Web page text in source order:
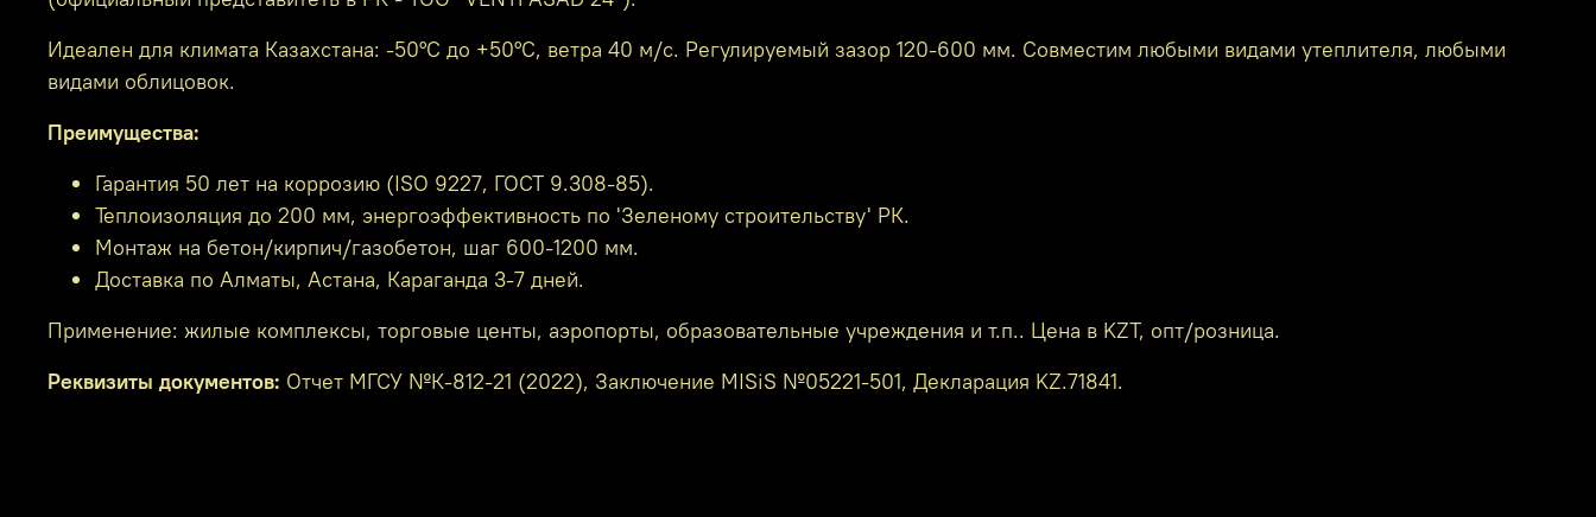
Идеален для климата Казахстана: -50°C до +50°C, ветра 40 м/с. Регулируемый зазор 120-600 мм. Совместим любыми видами утеплителя, любыми
видами облицовок.
Преимущества:
Гарантия 50 лет на коррозию (ISO 9227, ГОСТ 9.308-85).
Теплоизоляция до 200 мм, энергоэффективность по 'Зеленому строительству' РК.
Монтаж на бетон/кирпич/газобетон, шаг 600-1200 мм.
Доставка по Алматы, Астана, Караганда 3-7 дней.
Применение: жилые комплексы, торговые центы, аэропорты, образовательные учреждения и т.п.. Цена в KZT, опт/розница.
Реквизиты документов: Отчет МГСУ №К-812-21 (2022), Заключение MISiS №05221-501, Декларация KZ.71841.